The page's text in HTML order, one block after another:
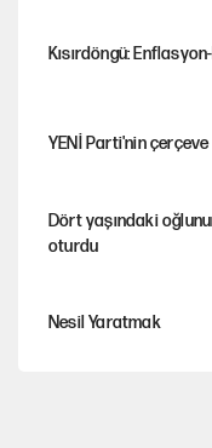
Kısırdöngü:
YENİ Parti'nin
Dört yaşındaki
oturdu
Nesil Yaratmak